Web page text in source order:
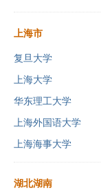
上海市
复旦大学
上海大学
华东理工大学
上海外国语大学
上海海事大学
湖北湖南